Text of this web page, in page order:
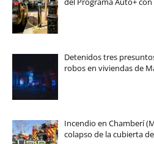
Detenidos tres
robos en viviendas de
Incendio en Chamberí
colapso de la cubierta